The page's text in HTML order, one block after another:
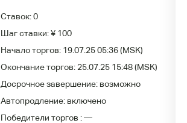
Ставок:0
Шаг ставки:¥ 100
Начало торгов: 19.07.25 05:36(MSK)
Окончание торгов: 25.07.25 15:48(MSK)
Досрочное завершение: возможно
Автопродление: включено
Победители торгов :—